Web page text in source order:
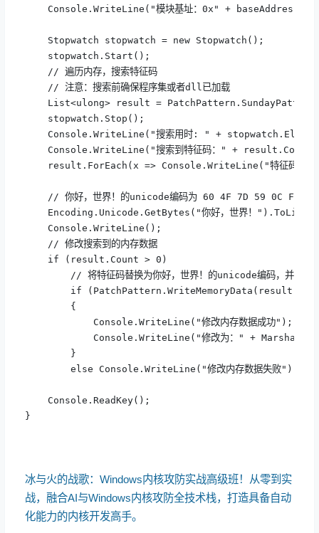
Console.WriteLine("模块基址：0x" +
Stopwatch stopwatch = new Stopwatch();
stopwatch.Start();
// 遍历内存，搜索特征码
// 注意：搜索前确保程序集或者dll已加载
List<ulong> result =
stopwatch.Stop();
Console.WriteLine("搜索用时: " +
Console.WriteLine("搜索到特征码：" + result.Count
result.ForEach(x => Console.WriteLine("特征码地
// 你好，世界！的unicode编码为 60 4F 7D 59 0C FF 16
Encoding.Unicode.GetBytes("你好，世界！
Console.WriteLine();
// 修改搜索到的内存数据
if (result.Count > 0)
// 将特征码替换为你好，世界！的unicode编码，并添加截
if (PatchPattern.WriteMemoryData(result[0], "60
{
Console.WriteLine("修改内存数据成功");
Console.WriteLine("修改为：" +
}
else Console.WriteLine("修改内存数据失败");
Console.ReadKey();
}
冰与火的战歌：Windows内核攻防实战高级班！从零到实
战，融合AI与Windows内核攻防全技术栈，打造具备自动
化能力的内核开发高手。